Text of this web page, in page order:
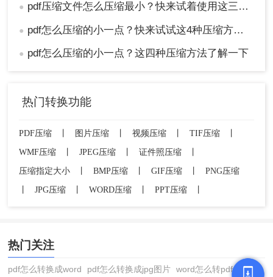
● pdf压缩文件怎么压缩最小？快来试着使用这三种压缩方法！
● pdf怎么压缩的小一点？快来试试这4种压缩方法！
● pdf怎么压缩的小一点？这四种压缩方法了解一下
热门转换功能
PDF压缩 图片压缩 视频压缩 TIF压缩
WMF压缩
JPEG压缩 证件照压缩
压缩指定大小
BMP压缩 GIF压缩
PNG压缩
丨
JPG压缩 丨 WORD压缩 丨 PPT压缩 丨
热门关注
pdf怎么转换成word pdf怎么转换成jpg图片 word怎么转pdf